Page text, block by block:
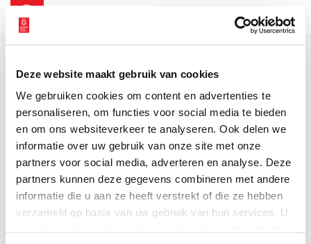
Deze website maakt gebruik van cookies
We gebruiken cookies om content en advertenties te
personaliseren, om functies voor social media te bieden
en om ons websiteverkeer te analyseren. Ook delen we
informatie over uw gebruik van onze site met onze
partners voor social media, adverteren en analyse. Deze
partners kunnen deze gegevens combineren met andere
informatie die u aan ze heeft verstrekt of die ze hebben
verzameld op basis van uw gebruik van hun services. U